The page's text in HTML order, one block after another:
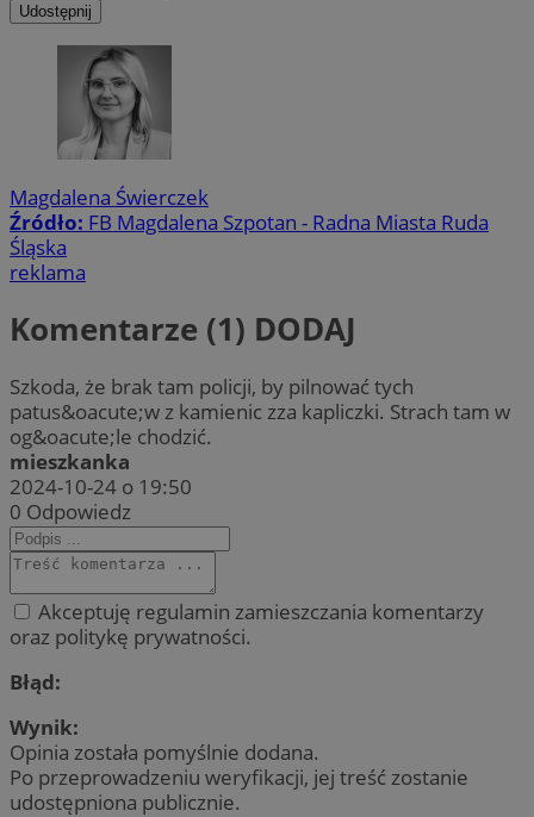
Udostępnij
Magdalena Świerczek
Źródło: FB Magdalena Szpotan - Radna Miasta Ruda
Śląska
reklama
Komentarze (1) DODAJ
Szkoda, że brak tam policji, by pilnować tych
patus&oacute;w z kamienic zza kapliczki. Strach tam w
og&oacute;le chodzić.
mieszkanka
2024-10-24 o 19:50
0 Odpowiedz
Akceptuję regulamin zamieszczania komentarzy
oraz politykę prywatności.
Błąd:
Wynik:
Opinia została pomyślnie dodana.
Po przeprowadzeniu weryfikacji, jej treść zostanie
udostępniona publicznie.